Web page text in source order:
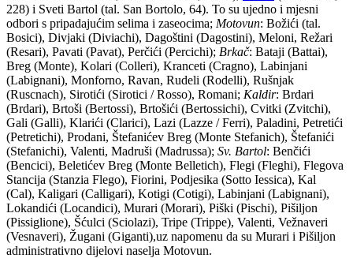
228) i Sveti Bartol (tal. San Bortolo, 64). To su ujedno i mjesni
odbori s pripadajućim selima i zaseocima; Motovun: Božići (tal.
Bosici), Divjaki (Diviachi), Dagoštini (Dagostini), Meloni, Režari
(Resari), Pavati (Pavat), Perčići (Percichi); Brkač: Bataji (Battai),
Breg (Monte), Kolari (Colleri), Kranceti (Cragno), Labinjani
(Labignani), Monforno, Ravan, Rudeli (Rodelli), Rušnjak
(Ruscnach), Sirotići (Sirotici / Rosso), Romani; Kaldir: Brdari
(Brdari), Brtoši (Bertossi), Brtošići (Bertossichi), Cvitki (Zvitchi),
Gali (Galli), Klarići (Clarici), Lazi (Lazze / Ferri), Paladini, Petretići
(Petretichi), Prodani, Štefanićev Breg (Monte Stefanich), Štefanići
(Stefanichi), Valenti, Madruši (Madrussa); Sv. Bartol: Benčići
(Bencici), Beletićev Breg (Monte Belletich), Flegi (Fleghi), Flegova
Stancija (Stanzia Flego), Fiorini, Podjesika (Sotto Iessica), Kal
(Cal), Kaligari (Calligari), Kotigi (Cotigi), Labinjani (Labignani),
Lokandići (Locandici), Murari (Morari), Piški (Pischi), Pišiljon
(Pissiglione), Šćulci (Sciolazi), Tripe (Trippe), Valenti, Vežnaveri
(Vesnaveri), Žugani (Giganti),uz napomenu da su Murari i Pišiljon
administrativno dijelovi naselja Motovun.